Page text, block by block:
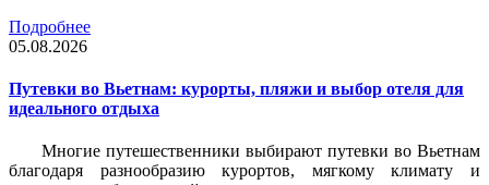
Подробнее
05.08.2026
Путевки во Вьетнам: курорты, пляжи и выбор отеля для
идеального отдыха
Многие путешественники выбирают путевки во Вьетнам
благодаря разнообразию курортов, мягкому климату и